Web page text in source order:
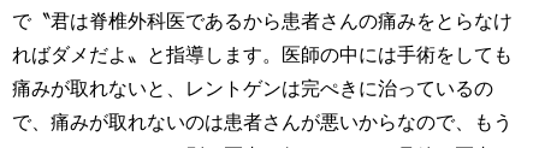
で〝君は脊椎外科医であるから患者さんの痛みをとらなけ
ればダメだよ〟と指導します。医師の中には手術をしても
痛みが取れないと、レントゲンは完ぺきに治っているの
で、痛みが取れないのは患者さんが悪いからなので、もう